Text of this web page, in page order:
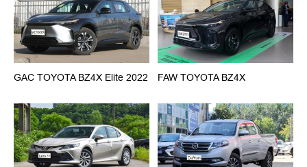
GAC TOYOTA BZ4X Elite 2022 FAW TOYOTA BZ4X